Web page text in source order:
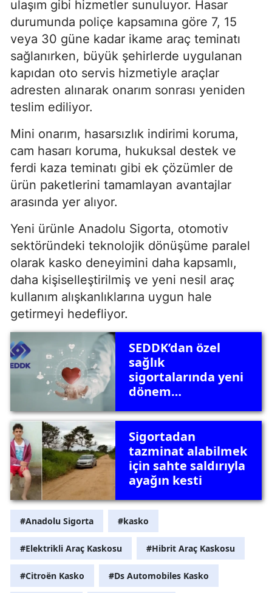
ulaşım gibi hizmetler sunuluyor. Hasar
durumunda poliçe kapsamına göre 7, 15
veya 30 güne kadar ikame araç teminatı
sağlanırken, büyük şehirlerde uygulanan
kapıdan oto servis hizmetiyle araçlar
adresten alınarak onarım sonrası yeniden
teslim ediliyor.
Mini onarım, hasarsızlık indirimi koruma,
cam hasarı koruma, hukuksal destek ve
ferdi kaza teminatı gibi ek çözümler de
ürün paketlerini tamamlayan avantajlar
arasında yer alıyor.
Yeni ürünle Anadolu Sigorta, otomotiv
sektöründeki teknolojik dönüşüme paralel
olarak kasko deneyimini daha kapsamlı,
daha kişiselleştirilmiş ve yeni nesil araç
kullanım alışkanlıklarına uygun hale
getirmeyi hedefliyor.
SEDDK’dan özel
sağlık
sigortalarında yeni
dönem
rehberi
Sigortadan
tazminat alabilmek
için sahte saldırıyla
ayağın kesti
#Anadolu Sigorta #kasko
#Elektrikli Araç Kaskosu #Hibrit Araç Kaskosu
#Citroën Kasko #Ds Automobiles Kasko